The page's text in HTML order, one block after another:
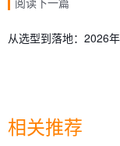
从选型到落地：2026
相关推荐